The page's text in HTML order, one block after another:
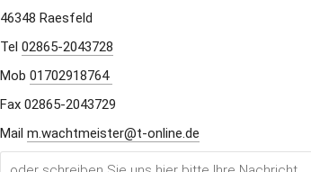
46348 Raesfeld
Tel 02865-2043728
Mob 01702918764
Fax 02865-2043729
Mail m.wachtmeister@t-online.de